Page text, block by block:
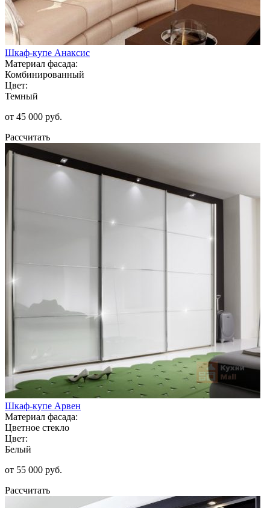
Шкаф-купе Анаксис
Материал фасада:
Комбинированный
Цвет:
Темный
от 45 000 руб.
Рассчитать
Шкаф-купе Арвен
Материал фасада:
Цветное стекло
Цвет:
Белый
от 55 000 руб.
Рассчитать